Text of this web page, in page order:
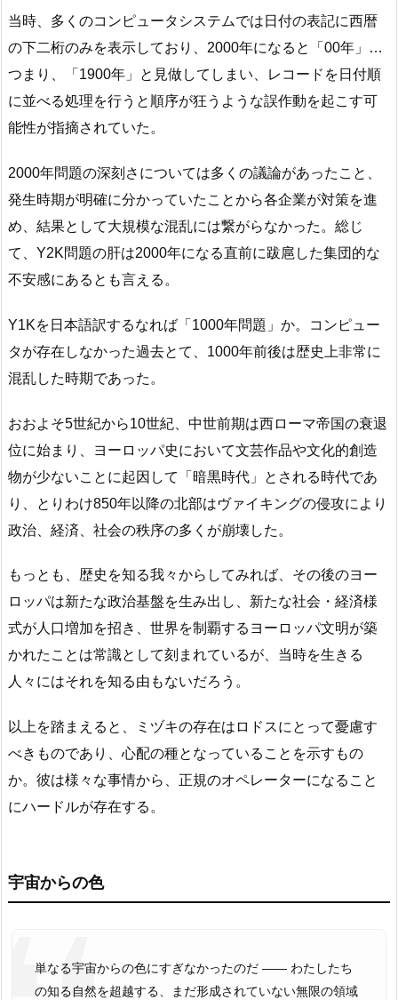
当時、多くのコンピュータシステムでは日付の表記に西暦
の下二桁のみを表示しており、2000年になると「00年」…
つまり、「1900年」と見做してしまい、レコードを日付順
に並べる処理を行うと順序が狂うような誤作動を起こす可
能性が指摘されていた。
2000年問題の深刻さについては多くの議論があったこと、
発生時期が明確に分かっていたことから各企業が対策を進
め、結果として大規模な混乱には繋がらなかった。総じ
て、Y2K問題の肝は2000年になる直前に跋扈した集団的な
不安感にあるとも言える。
Y1Kを日本語訳するなれば「1000年問題」か。コンピュー
タが存在しなかった過去とて、1000年前後は歴史上非常に
混乱した時期であった。
おおよそ5世紀から10世紀、中世前期は西ローマ帝国の衰退
位に始まり、ヨーロッパ史において文芸作品や文化的創造
物が少ないことに起因して「暗黒時代」とされる時代であ
り、とりわけ850年以降の北部はヴァイキングの侵攻により
政治、経済、社会の秩序の多くが崩壊した。
もっとも、歴史を知る我々からしてみれば、その後のヨー
ロッパは新たな政治基盤を生み出し、新たな社会・経済様
式が人口増加を招き、世界を制覇するヨーロッパ文明が築
かれたことは常識として刻まれているが、当時を生きる
人々にはそれを知る由もないだろう。
以上を踏まえると、ミヅキの存在はロドスにとって憂慮す
べきものであり、心配の種となっていることを示すもの
か。彼は様々な事情から、正規のオペレーターになること
にハードルが存在する。
宇宙からの色
単なる宇宙からの色にすぎなかったのだ ―― わたしたち
の知る自然を超越する、まだ形成されていない無限の領域